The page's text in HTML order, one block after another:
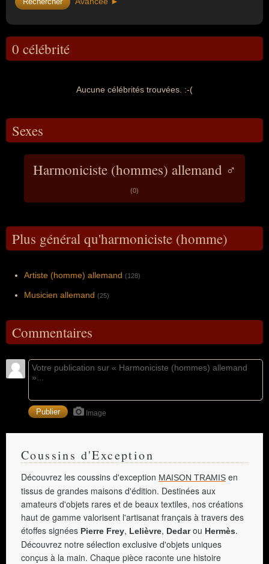
0 célébrité
Aucune célébrités trouvées. :-(
Sexes
Harmoniciste (hommes) allemand ♂
(0)
Plus général qu'harmoniciste (homme)
Artiste (homme) allemand (128)
Musicien allemand (25)
Commentaires
Image
Coussins d'Exception
Découvrez les coussins d'exception MAISON TRAMIS en
tissus de grandes maisons d'édition. Destinées aux
amateurs d'objets rares et de beaux textiles, nos créations
haut de gamme valorisent l'artisanat français à travers des
étoffes signées Pierre Frey, Lelièvre, Dedarou Hermès.
Découvrez notre sélection exclusive d'objets uniques
conçus à la main. Chaque pièce raconte une histoire